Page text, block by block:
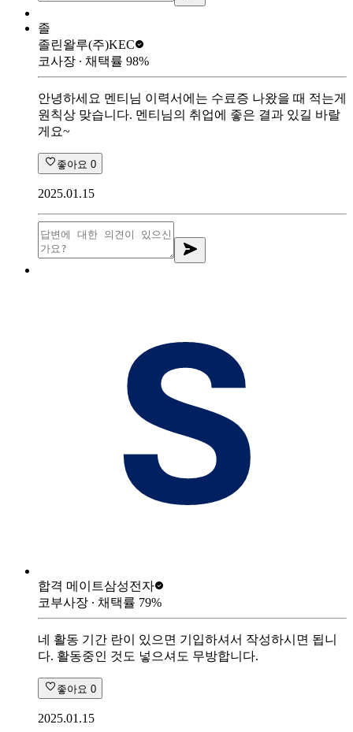
졸
졸린왈루(주)KEC
코사장 ∙ 채택률 98%
안녕하세요 멘티님 이력서에는 수료증 나왔을 때 적는게
원칙상 맞습니다. 멘티님의 취업에 좋은 결과 있길 바랄
게요~
좋아요 0
2025.01.15
합격 메이트삼성전자
코부사장 ∙ 채택률 79%
네 활동 기간 란이 있으면 기입하셔서 작성하시면 됩니
다. 활동중인 것도 넣으셔도 무방합니다.
좋아요 0
2025.01.15